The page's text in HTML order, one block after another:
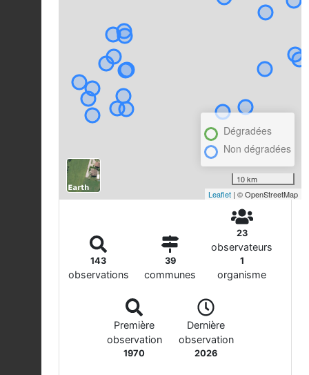
Dégradées
Non dégradées
10 km
Leaflet | © OpenStreetMap
143
observations
39
communes
23
observateurs
1
organisme
Première
observation
1970
Dernière
observation
2026